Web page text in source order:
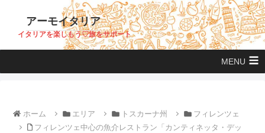
アーモイタリア
イタリアを楽しもう♡旅をサポート
MENU
ホーム エリア トスカーナ州
フィレンツェ
フィレンツェ中心の魚介レストラン「カンティネッタ・デッ